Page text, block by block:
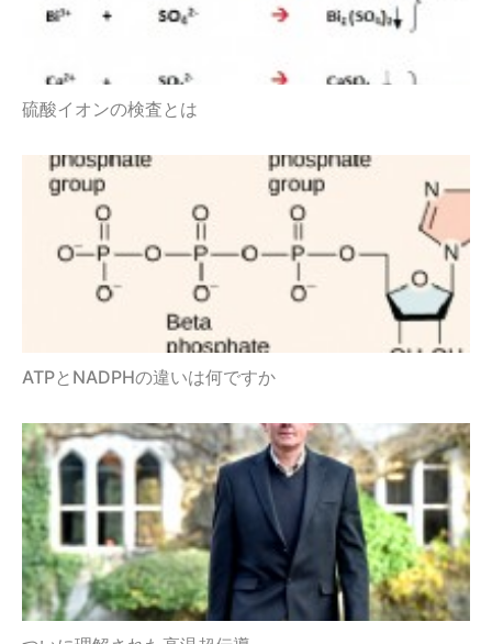
硫酸イオンの検査とは
ATPとNADPHの違いは何ですか